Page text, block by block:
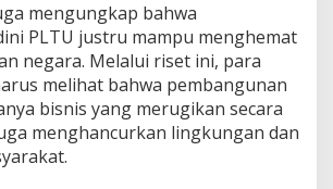
mengungkap bahwa
PLTU justru mampu menghemat
negara. Melalui riset ini, para
melihat bahwa pembangunan
bisnis yang merugikan secara
menghancurkan lingkungan dan